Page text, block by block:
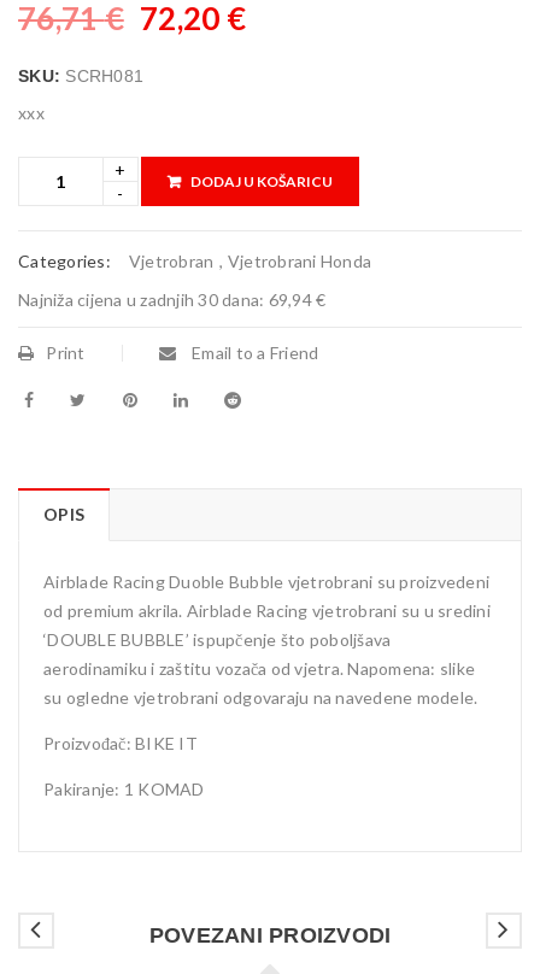
76,71€ 72,20 €
SKU: SCRH081
xxx
DODAJ U KOŠARICU
Categories: Vjetrobran , Vjetrobrani Honda
Najniža cijena u zadnjih 30 dana: 69,94 €
Print Email to a Friend
OPIS
Airblade Racing Duoble Bubble vjetrobrani su proizvedeni
od premium akrila. Airblade Racing vjetrobrani su u sredini
‘DOUBLE BUBBLE’ ispupčenje što poboljšava
aerodinamiku i zaštitu vozača od vjetra. Napomena: slike
su ogledne vjetrobrani odgovaraju na navedene modele.
Proizvođač: BIKE IT
Pakiranje: 1 KOMAD
POVEZANI PROIZVODI